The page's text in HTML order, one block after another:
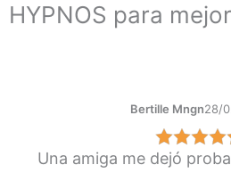
HYPNOS para
Bertille Mngn28/
Una amiga me dejó